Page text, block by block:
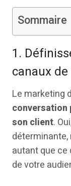
Sommaire
1.
canaux
Le marketing
conversation
son client.
autant que ce
de votre